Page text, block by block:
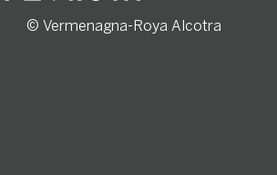
© Vermenagna-Roya Alcotra